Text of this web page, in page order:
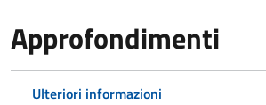
Approfondimenti
Ulteriori informazioni